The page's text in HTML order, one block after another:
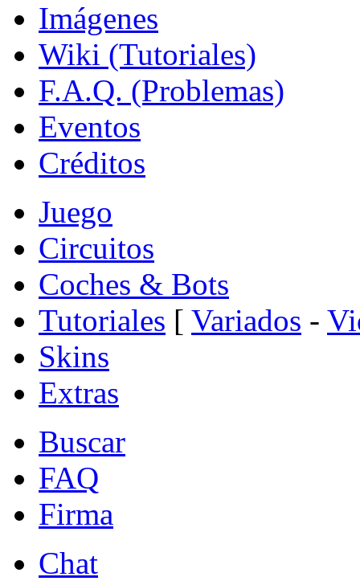
Imágenes
Wiki (Tutoriales)
F.A.Q. (Problemas)
Eventos
Créditos
Juego
Circuitos
Coches & Bots
Tutoriales [ Variados -
Skins
Extras
Buscar
FAQ
Firma
Chat